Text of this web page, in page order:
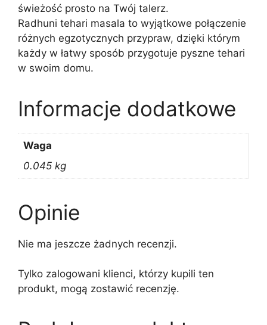
świeżość prosto na Twój talerz.
Radhuni tehari masala to wyjątkowe połączenie
różnych egzotycznych przypraw, dzięki którym
każdy w łatwy sposób przygotuje pyszne tehari
w swoim domu.
Informacje dodatkowe
Waga
0.045 kg
Opinie
Nie ma jeszcze żadnych recenzji.
Tylko zalogowani klienci, którzy kupili ten
produkt, mogą zostawić recenzję.